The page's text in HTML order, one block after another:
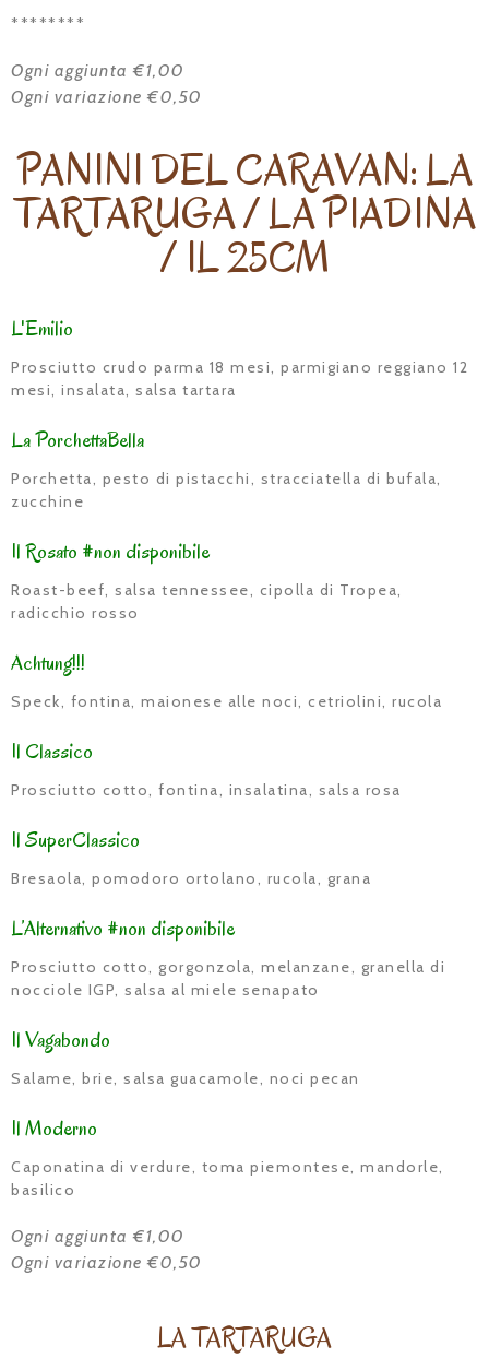
********
Ogni aggiunta €1,00
Ogni variazione €0,50
PANINI DEL CARAVAN: LA
TARTARUGA / LA PIADINA
/ IL 25CM
L'Emilio
Prosciutto crudo parma 18 mesi, parmigiano reggiano 12
mesi, insalata, salsa tartara
La PorchettaBella
Porchetta, pesto di pistacchi, stracciatella di bufala,
zucchine
Il Rosato #non disponibile
Roast-beef, salsa tennessee, cipolla di Tropea,
radicchio rosso
Achtung!!!
Speck, fontina, maionese alle noci, cetriolini, rucola
Il Classico
Prosciutto cotto, fontina, insalatina, salsa rosa
Il SuperClassico
Bresaola, pomodoro ortolano, rucola, grana
L’Alternativo #non disponibile
Prosciutto cotto, gorgonzola, melanzane, granella di
nocciole IGP, salsa al miele senapato
Il Vagabondo
Salame, brie, salsa guacamole, noci pecan
Il Moderno
Caponatina di verdure, toma piemontese, mandorle,
basilico
Ogni aggiunta €1,00
Ogni variazione €0,50
LA TARTARUGA